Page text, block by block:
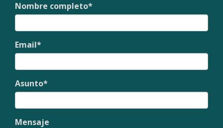
Nombre completo*
Email*
Asunto*
Mensaje